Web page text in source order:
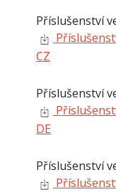
Příslušenství
CZ
Příslušenství
DE
Příslušenství